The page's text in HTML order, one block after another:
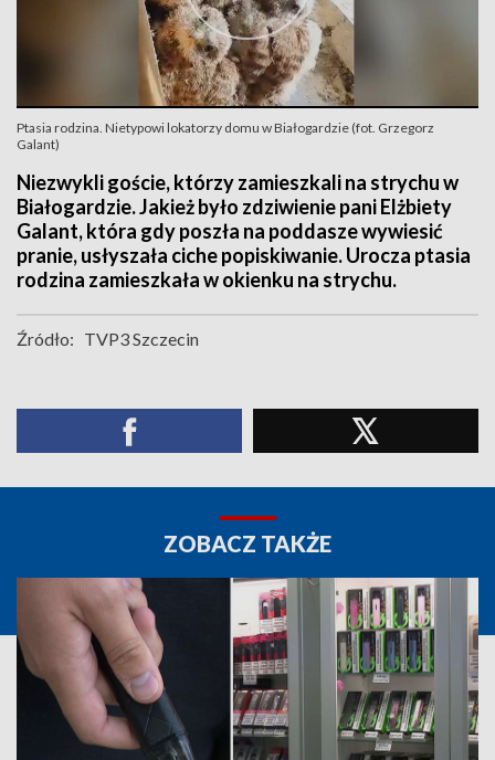
Ptasia rodzina. Nietypowi lokatorzy domu w Białogardzie (fot. Grzegorz
Galant)
Niezwykli goście, którzy zamieszkali na strychu w
Białogardzie. Jakież było zdziwienie pani Elżbiety
Galant, która gdy poszła na poddasze wywiesić
pranie, usłyszała ciche popiskiwanie. Urocza ptasia
rodzina zamieszkała w okienku na strychu.
Źródło: TVP3 Szczecin
ZOBACZ TAKŻE